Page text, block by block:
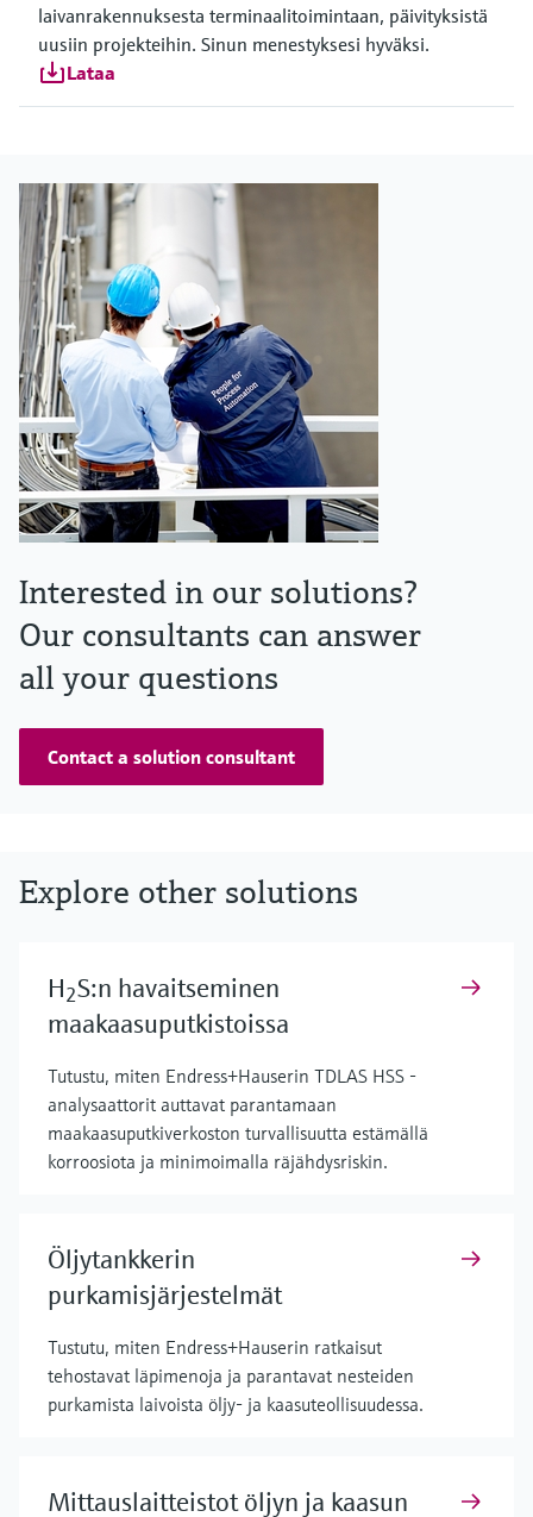
laivanrakennuksesta terminaalitoimintaan, päivityksistä
uusiin projekteihin. Sinun menestyksesi hyväksi.
Lataa
Interested in our solutions?
Our consultants can answer
all your questions
Contact a solution consultant
Explore other solutions
H2S:n havaitseminen
maakaasuputkistoissa
Tutustu, miten Endress+Hauserin TDLAS HSS -
analysaattorit auttavat parantamaan
maakaasuputkiverkoston turvallisuutta estämällä
korroosiota ja minimoimalla räjähdysriskin.
Öljytankkerin
purkamisjärjestelmät
Tustutu, miten Endress+Hauserin ratkaisut
tehostavat läpimenoja ja parantavat nesteiden
purkamista laivoista öljy- ja kaasuteollisuudessa.
Mittauslaitteistot öljyn ja kaasun